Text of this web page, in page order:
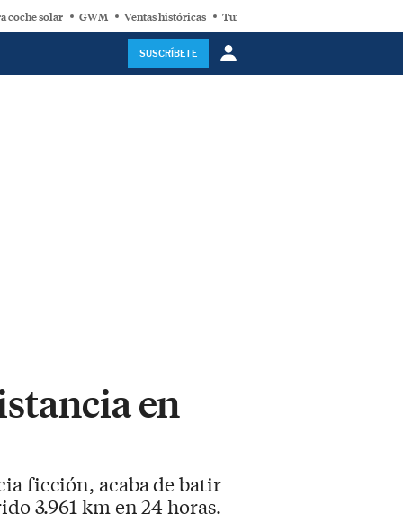
coche solar GWM Ventas históricas Turbina eólica
SUSCRÍBETE
en
ficción, acaba de batir
3.961 km en 24 horas.